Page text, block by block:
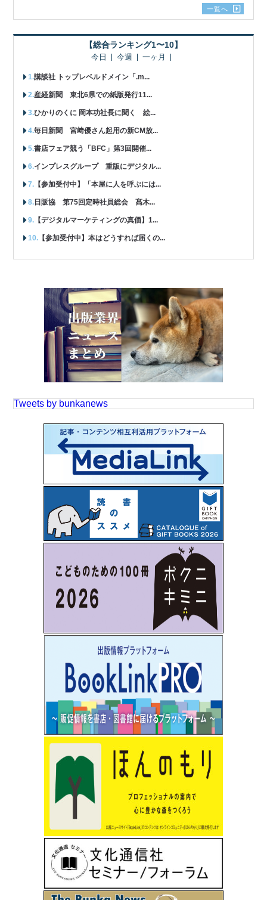
一覧へ
【総合ランキング1〜10】
今日 今週 一ヶ月
講談社 トップレベルドメイン「.m...
産経新聞 東北6県での紙版発行11...
ひかりのくに 岡本功社長に聞く 絵...
毎日新聞 宮﨑優さん起用の新CM放...
書店フェア競う「BFC」第3回開催...
インプレスグループ 重版にデジタル...
【参加受付中】「本屋に人を呼ぶには...
日販協 第75回定時社員総会 髙木...
【デジタルマーケティングの真価】1...
【参加受付中】本はどうすれば届くの...
Tweets by bunkanews